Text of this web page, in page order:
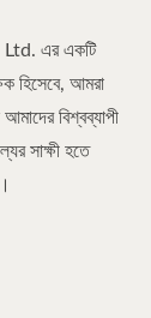
এর একটি
হিসেবে, আমরা
বিশ্বব্যাপী
সাক্ষী হতে